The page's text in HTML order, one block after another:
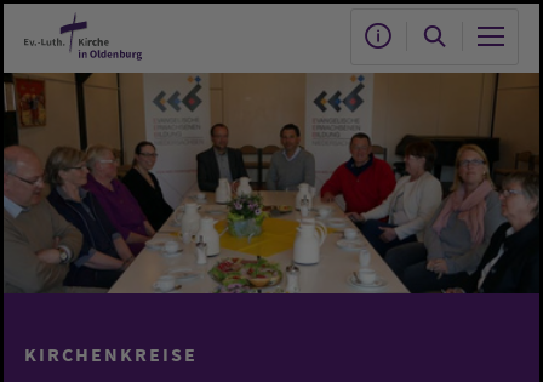
Zum Hauptinhalt springen
KIRCHENKREISE